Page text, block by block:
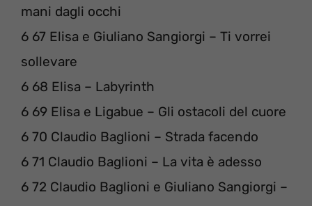
mani dagli occhi
6 67 Elisa e Giuliano Sangiorgi – Ti vorrei
sollevare
6 68 Elisa – Labyrinth
6 69 Elisa e Ligabue – Gli ostacoli del cuore
6 70 Claudio Baglioni – Strada facendo
6 71 Claudio Baglioni – La vita è adesso
6 72 Claudio Baglioni e Giuliano Sangiorgi –